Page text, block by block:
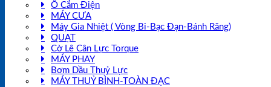
Ổ Cắm Điện
MÁY CƯA
Máy Gia Nhiệt ( Vòng Bi-Bạc Đạn-Bánh Răng)
QUẠT
Cờ Lê Cân Lực Torque
MÁY PHAY
Bơm Dầu Thuỷ Lực
MÁY THUỶ BÌNH-TOÀN ĐẠC